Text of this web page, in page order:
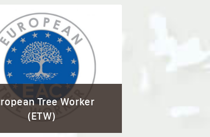
Tree Worker
(ETW)